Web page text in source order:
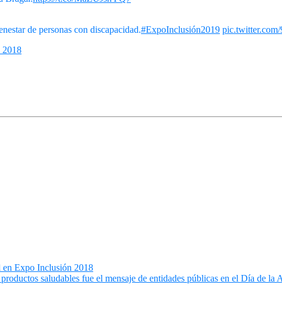
de personas con discapacidad.#ExpoInclusión2019
2018
Expo Inclusión 2018
saludables fue el mensaje de entidades públicas en el Día de la